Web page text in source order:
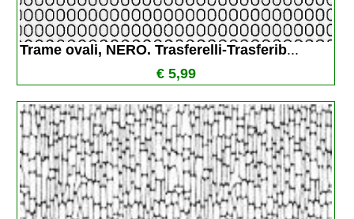
Trame ovali, NERO. Trasferelli-Trasferib...
€ 5,99